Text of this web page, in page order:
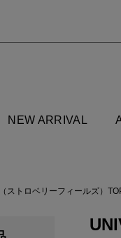
NEW ARRIVAL
ストロベリーフィールズ）